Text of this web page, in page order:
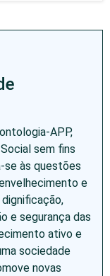
APP,
sem fins
se às questões
e
e segurança das
ativo e
sociedade
novas